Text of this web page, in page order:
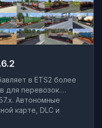
в ETS2 более
для перевозок.
Автономные
карте, DLC и